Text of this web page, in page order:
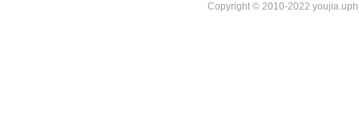
Copyright © 2010-2022